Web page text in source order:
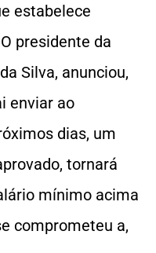
estabelece
presidente da
Silva, anunciou,
enviar ao
dias, um
tornará
mínimo acima
comprometeu a,